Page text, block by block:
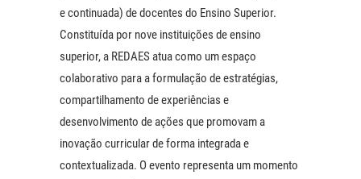
e continuada) de docentes do Ensino Superior.
Constituída por nove instituições de ensino
superior, a REDAES atua como um espaço
colaborativo para a formulação de estratégias,
compartilhamento de experiências e
desenvolvimento de ações que promovam a
inovação curricular de forma integrada e
contextualizada. O evento representa um momento